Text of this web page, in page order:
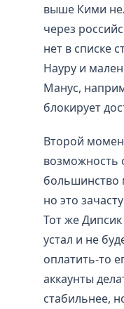
выше Кими
через
нет в списке
Науру и
Манус,
блокирует
Второй
возможность
большинство
но это
Тот же
устал и не
оплатить-то
аккаунты
стабильнее,